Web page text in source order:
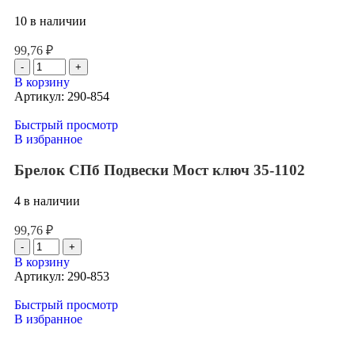
10 в наличии
99,76 ₽
В корзину
Артикул: 290-854
Быстрый просмотр
В избранное
Брелок СПб Подвески Мост ключ 35-1102
4 в наличии
99,76 ₽
В корзину
Артикул: 290-853
Быстрый просмотр
В избранное